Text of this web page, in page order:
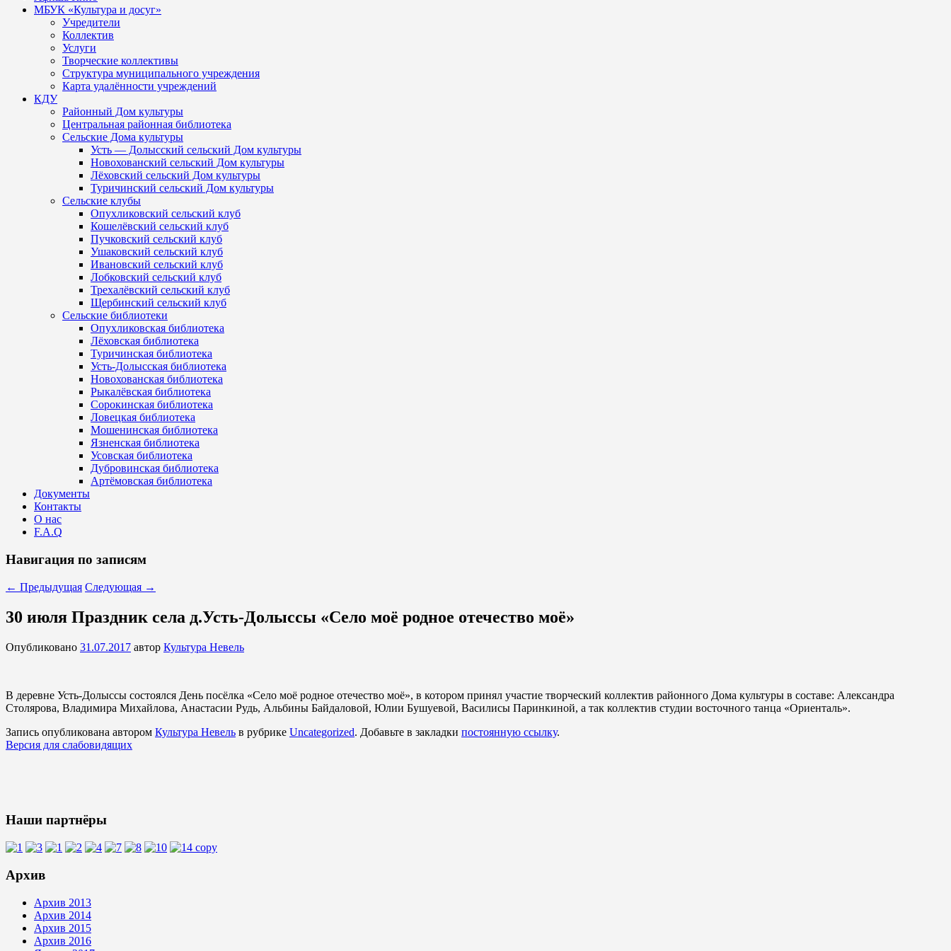
МБУК «Культура и досуг»
Учредители
Коллектив
Услуги
Творческие коллективы
Структура муниципального учреждения
Карта удалённости учреждений
КДУ
Районный Дом культуры
Центральная районная библиотека
Сельские Дома культуры
Усть — Долысский сельский Дом культуры
Новохованский сельский Дом культуры
Лёховский сельский Дом культуры
Туричинский сельский Дом культуры
Сельские клубы
Опухликовский сельский клуб
Кошелёвский сельский клуб
Пучковский сельский клуб
Ушаковский сельский клуб
Ивановский сельский клуб
Лобковский сельский клуб
Трехалёвский сельский клуб
Щербинский сельский клуб
Сельские библиотеки
Опухликовская библиотека
Лёховская библиотека
Туричинская библиотека
Усть-Долысская библиотека
Новохованская библиотека
Рыкалёвская библиотека
Сорокинская библиотека
Ловецкая библиотека
Мошенинская библиотека
Язненская библиотека
Усовская библиотека
Дубровинская библиотека
Артёмовская библиотека
Документы
Контакты
О нас
F.A.Q
Навигация по записям
← Предыдущая Следующая →
30 июля Праздник села д.Усть-Долыссы «Село моё родное отечество моё»
Опубликовано 31.07.2017 автор Культура Невель
В деревне Усть-Долыссы состоялся День посёлка «Село моё родное отечество моё», в котором принял участие творческий коллектив районного Дома культуры в составе: Александра
Столярова, Владимира Михайлова, Анастасии Рудь, Альбины Байдаловой, Юлии Бушуевой, Василисы Паринкиной, а так коллектив студии восточного танца «Ориенталь».
Запись опубликована автором Культура Невель в рубрике Uncategorized. Добавьте в закладки постоянную ссылку.
Версия для слабовидящих
Наши партнёры
Архив
Архив 2013
Архив 2014
Архив 2015
Архив 2016